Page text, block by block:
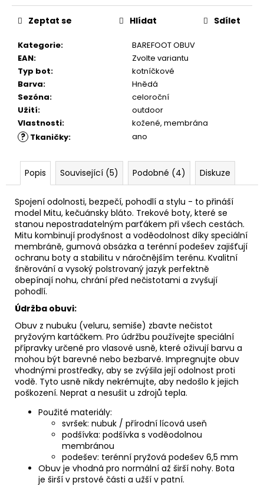
Kategorie:
BAREFOOT OBUV
EAN:
Zvolte variantu
Typ bot:
kotníčkové
Barva:
Hnědá
Sezóna:
celoroční
Užití:
outdoor
Vlastnosti: kožené, membrána
? Tkaničky: ano
Zeptat se Hlídat Sdílet
Popis Související (5) Podobné (4) Diskuze
Spojení odolnosti, bezpečí, pohodlí a stylu - to přináší
model Mitu, kečuánsky bláto. Trekové boty, které se
stanou nepostradatelným parťákem při všech cestách.
Mitu kombinují prodyšnost a voděodolnost díky speciální
membráně, gumová obsázka a terénní podešev zajišťují
ochranu boty a stabilitu v náročnějším terénu. Kvalitní
šněrování a vysoký polstrovaný jazyk perfektně
obepínají nohu, chrání před nečistotami a zvyšují
pohodlí.
Údržba obuvi:
Obuv z nubuku (veluru, semiše) zbavte nečistot
pryžovým kartáčkem. Pro údržbu používejte speciální
přípravky určené pro vlasové usně, které oživují barvu a
mohou být barevné nebo bezbarvé. Impregnujte obuv
vhodnými prostředky, aby se zvýšila její odolnost proti
vodě. Tyto usně nikdy nekrémujte, aby nedošlo k jejich
poškození. Neprat a nesušit u zdrojů tepla.
Použité materiály:
svršek: nubuk / přírodní lícová useň
podšívka: podšívka s voděodolnou
membránou
podešev: terénní pryžová podešev 6,5 mm
Obuv je vhodná pro normální až širší nohy. Bota
je širší v prstové části a užší v patní.
CREAM
75ML
239
Kč